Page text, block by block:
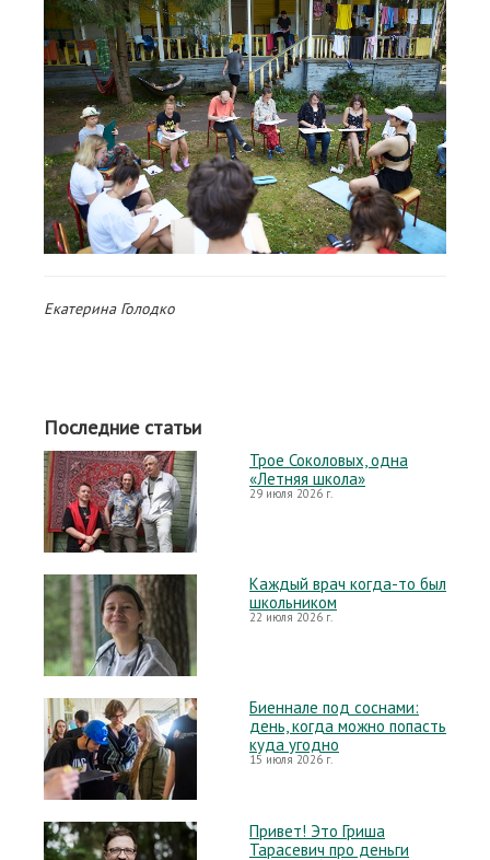
Екатерина Голодко
Последние статьи
Трое Соколовых, одна
«Летняя школа»
29 июля 2026 г.
Каждый врач когда-то был
школьником
22 июля 2026 г.
Биеннале под соснами:
день, когда можно попасть
куда угодно
15 июля 2026 г.
Привет! Это Гриша
Тарасевич про деньги